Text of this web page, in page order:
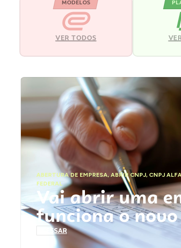
MODELOS
VER TODOS
ABERTURA DE EMPRESA,ABRIR CNPJ, CNPJ
FEDERAL
Vai abrir uma
funciona o
ACESSAR